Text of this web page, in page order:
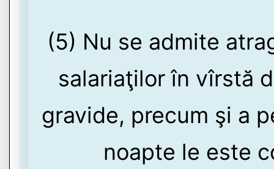
(5) Nu se admite
salariaţilor în vîrstă
gravide, precum şi a
noapte le este